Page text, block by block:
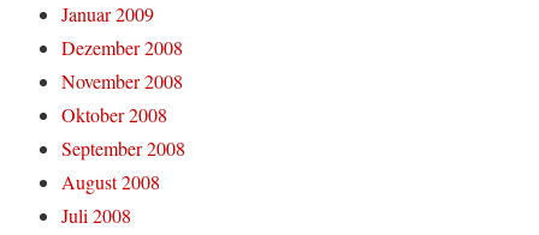
Januar 2009
Dezember 2008
November 2008
Oktober 2008
September 2008
August 2008
Juli 2008